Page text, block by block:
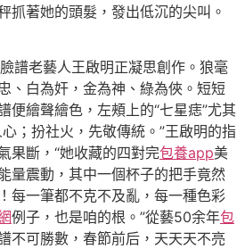
抓著她的頭髮，發出低沉的尖叫。
譜老藝人王啟明正凝思創作。狼毫
、白為奸，金為神、綠為俠。短短
便繪聲繪色，左頰上的“七星痣”尤其
；扮社火，先敬傳統。”王啟明的指
果斷，“她收藏的四對完包養app美
量震動，其中一個杯子的把手竟然
每一筆都不克不及亂，每一種色彩
例子，也是咱的根。”從藝50余年包
不可勝數，春節前后，天天天不亮